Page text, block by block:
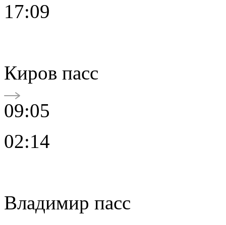
17:09
Киров пасс
09:05
02:14
Владимир пасс